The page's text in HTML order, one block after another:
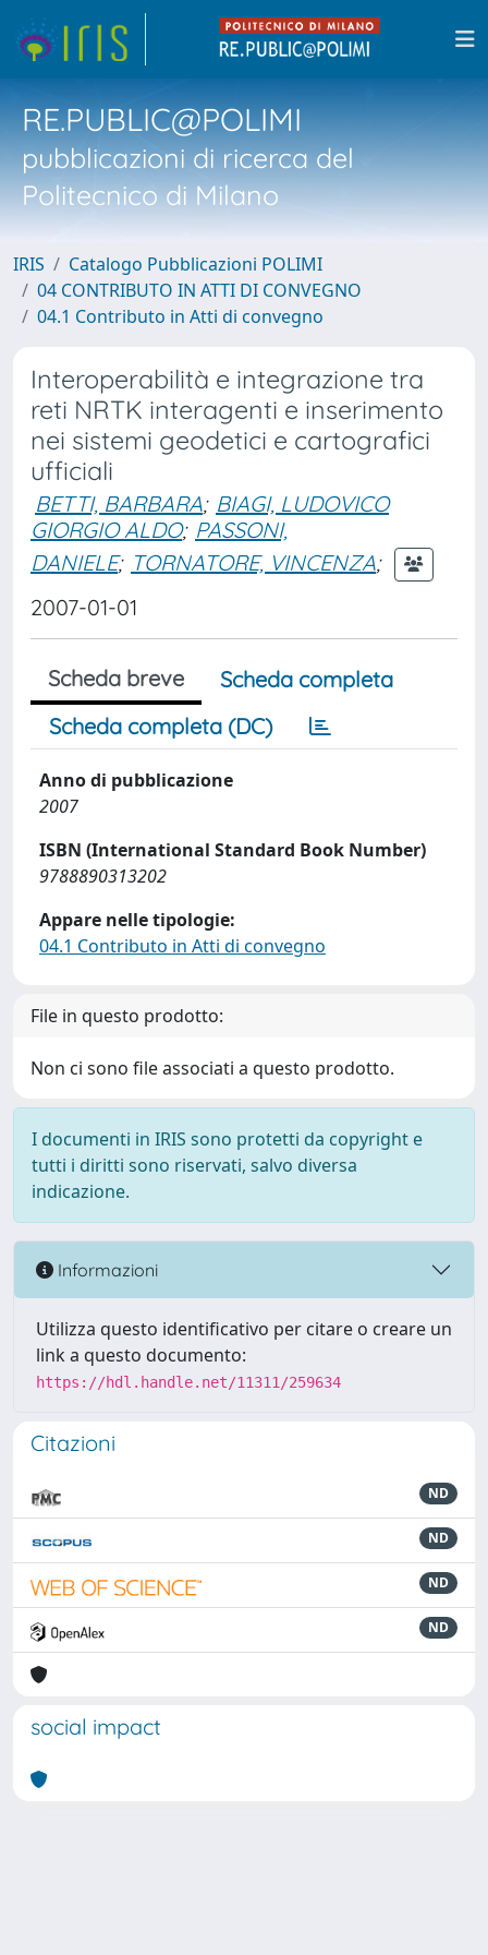
RE.PUBLIC@POLIMI
pubblicazioni di ricerca del
Politecnico di Milano
IRIS
Catalogo Pubblicazioni POLIMI
04 CONTRIBUTO IN ATTI DI CONVEGNO
04.1 Contributo in Atti di convegno
Interoperabilità e integrazione tra
reti NRTK interagenti e inserimento
nei sistemi geodetici e cartografici
ufficiali
BETTI, BARBARA; BIAGI, LUDOVICO
GIORGIO ALDO; PASSONI,
DANIELE; TORNATORE, VINCENZA;
2007-01-01
Scheda breve
Scheda completa
Scheda completa (DC)
Anno di pubblicazione
2007
ISBN (International Standard Book Number)
9788890313202
Appare nelle tipologie:
04.1 Contributo in Atti di convegno
File in questo prodotto:
Non ci sono file associati a questo prodotto.
I documenti in IRIS sono protetti da copyright e
tutti i diritti sono riservati, salvo diversa
indicazione.
Informazioni
Utilizza questo identificativo per citare o creare un
link a questo documento:
https://hdl.handle.net/11311/259634
Citazioni
ND
ND
ND
ND
social impact